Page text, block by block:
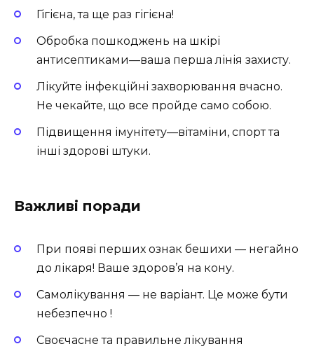
Гігієна, та ще раз гігієна!
Обробка пошкоджень на шкірі
антисептиками—ваша перша лінія захисту.
Лікуйте інфекційні захворювання вчасно.
Не чекайте, що все пройде само собою.
Підвищення імунітету—вітаміни, спорт та
інші здорові штуки.
Важливі поради
При появі перших ознак бешихи — негайно
до лікаря! Ваше здоров’я на кону.
Самолікування — не варіант. Це може бути
небезпечно !
Своєчасне та правильне лікування